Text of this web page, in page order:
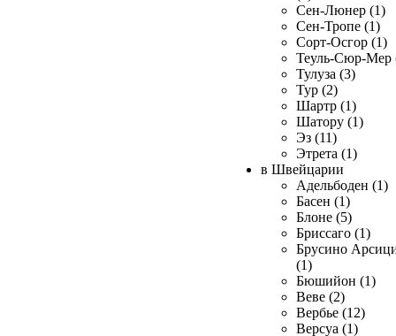
Сен-Люнер (1)
Сен-Тропе (1)
Сорт-Осгор (1)
Теуль-Сюр-Мер
Тулуза (3)
Тур (2)
Шартр (1)
Шатору (1)
Эз (11)
Этрета (1)
в Швейцарии
Адельбоден (1)
Басен (1)
Блоне (5)
Бриссаго (1)
Брусино
(1)
Бюшийон (1)
Веве (2)
Вербье (12)
Версуа (1)